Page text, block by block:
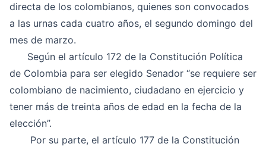
directa de los colombianos, quienes son convocados
a las urnas cada cuatro años, el segundo domingo del
mes de marzo.
Según el artículo 172 de la Constitución Política
de Colombia para ser elegido Senador “se requiere ser
colombiano de nacimiento, ciudadano en ejercicio y
tener más de treinta años de edad en la fecha de la
elección”.
Por su parte, el artículo 177 de la Constitución